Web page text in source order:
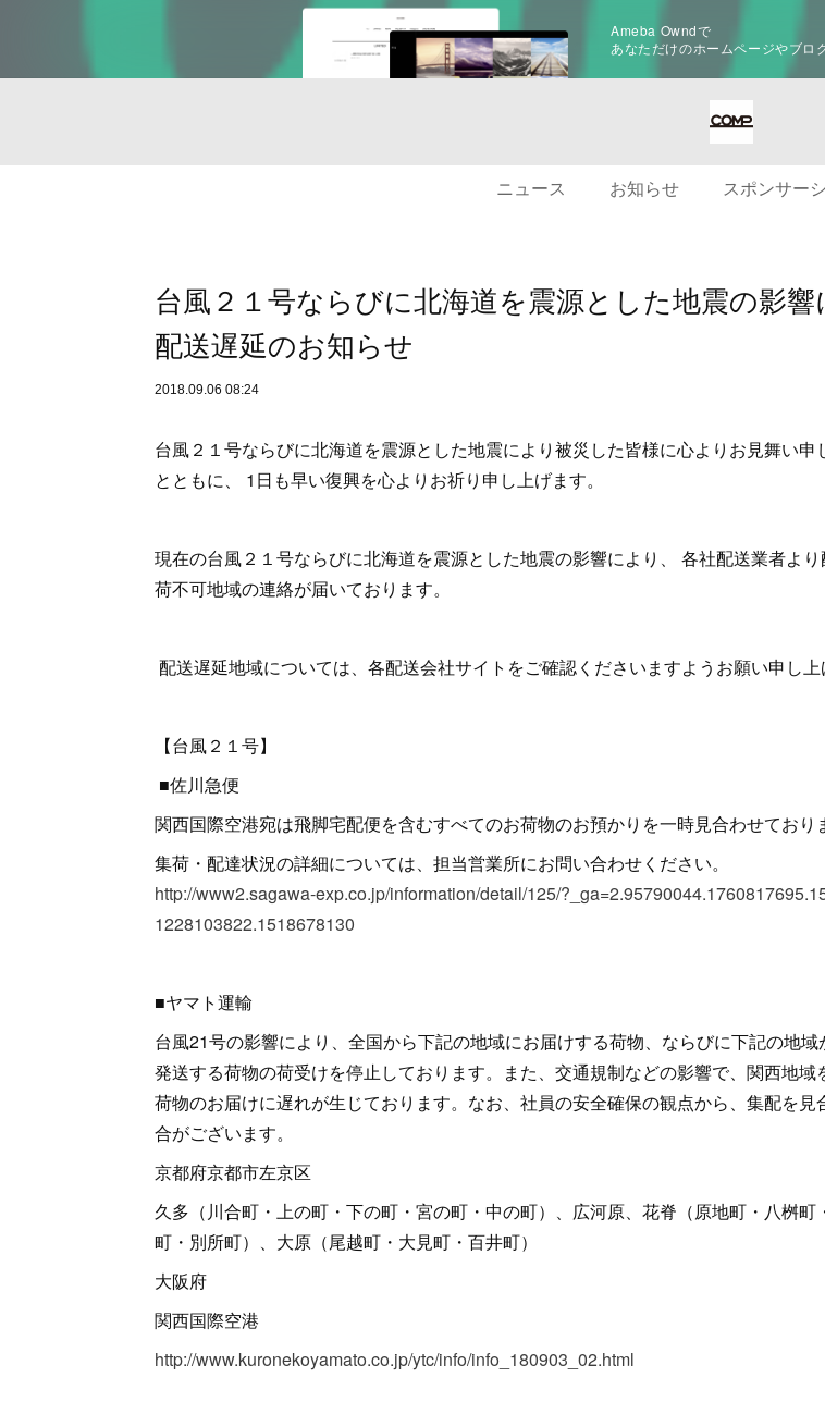
Ameba Owndで
あなただけのホームページやブロ
ニュース お知らせ スポンサー
台風２１号ならびに北海道を震源とした地震の影響
配送遅延のお知らせ
2018.09.06 08:24
台風２１号ならびに北海道を震源とした地震により被災した皆様に心よりお見舞い申
とともに、 1日も早い復興を心よりお祈り申し上げます。
現在の台風２１号ならびに北海道を震源とした地震の影響により、 各社配送業者よ
荷不可地域の連絡が届いております。
配送遅延地域については、各配送会社サイトをご確認くださいますようお願い申し上
【台風２１号】
■佐川急便
関西国際空港宛は飛脚宅配便を含むすべてのお荷物のお預かりを一時見合わせており
集荷・配達状況の詳細については、担当営業所にお問い合わせください。
http://www2.sagawa-exp.co.jp/information/detail/125/
1228103822.1518678130
■ヤマト運輸
台風21号の影響により、全国から下記の地域にお届けする荷物、ならびに下記の地域
発送する荷物の荷受けを停止しております。また、交通規制などの影響で、関西地域
荷物のお届けに遅れが生じております。なお、社員の安全確保の観点から、集配を見
合がございます。
京都府京都市左京区
久多（川合町・上の町・下の町・宮の町・中の町）、広河原、花脊（原地町・八桝町
町・別所町）、大原（尾越町・大見町・百井町）
大阪府
関西国際空港
http://www.kuronekoyamato.co.jp/ytc/info/info_180903_02.html